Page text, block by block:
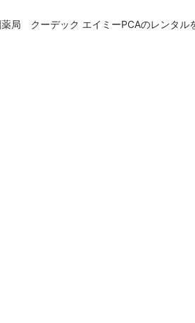
局 クーデック エイミーPCAのレンタル